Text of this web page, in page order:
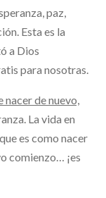
paz,
Esta es la
a Dios
para nosotras.
de nuevo,
La vida en
que es como nacer
comienzo… ¡es